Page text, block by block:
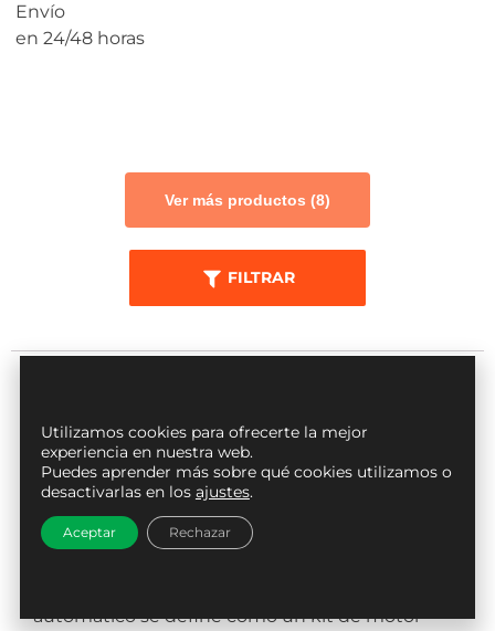
Envío
en 24/48 horas
Ver más productos (8)
FILTRAR
¿Qué es y por qué elegir un kit de
motor para persiana enrollable?
los elementos mecánicos y eléctricos
automático se define como un kit de motor
Utilizamos cookies para ofrecerte la mejor
experiencia en nuestra web.
Puedes aprender más sobre qué cookies utilizamos o
desactivarlas en los ajustes.
Aceptar Rechazar